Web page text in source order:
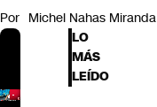
Por Michel Nahas Miranda
LO
MÁS
LEÍDO